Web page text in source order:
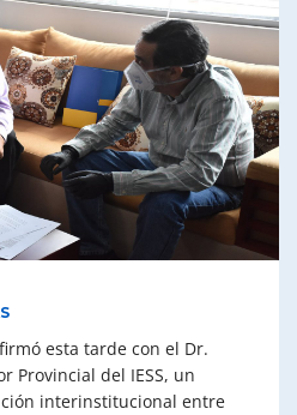
esta tarde con el Dr.
Provincial del IESS, un
interinstitucional entre